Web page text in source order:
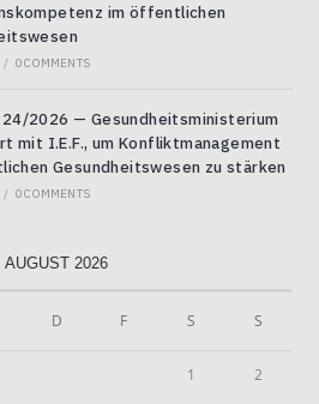
im öffentlichen
/ 0 COMMENTS
24/2026 — Gesundheitsministerium
mit I.E.F., um Konfliktmanagement
Gesundheitswesen zu stärken
/ 0 COMMENTS
AUGUST 2026
D F S S
1 2